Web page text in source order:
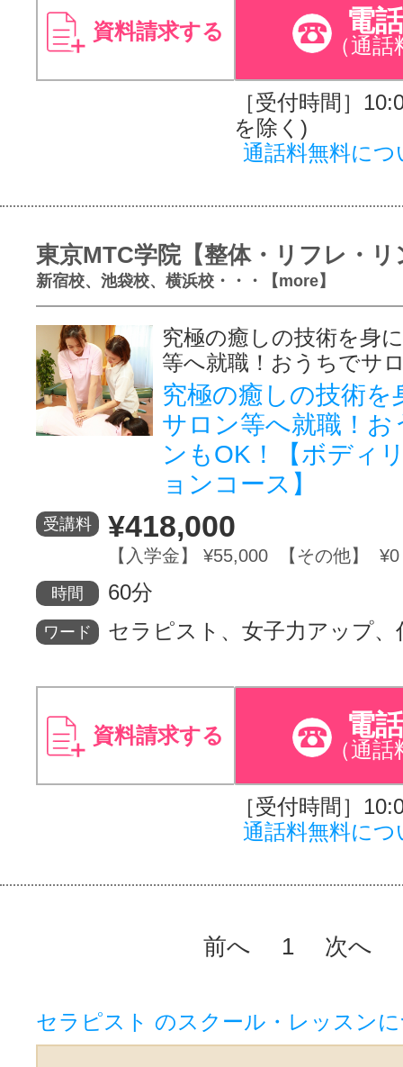
資料請求する 電
（通話
［受付時間］
を除く)
通話料無料につ
東京MTC学院【整体・リフレ・リ
新宿校、池袋校、横浜校・・・【more】
究極の癒しの技術を身
等へ就職！おうちでサ
究極の癒しの技術を
サロン等へ就職！お
ンもOK！【ボディ
ョンコース】
受講料 ¥418,000
【入学金】 ¥55,000 【その他】 ¥0
時間 60分
ワード セラピスト、女子力アップ、
資料請求する 電
（通話
［受付時間］
通話料無料につ
前へ 1 次へ
セラピスト のスクール・レッスン